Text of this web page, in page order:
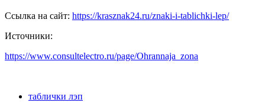
Ссылка на сайт: https://krasznak24.ru/znaki-i-tablichki-lep/
Источники:
https://www.consultelectro.ru/page/Ohrannaja_zona
таблички лэп